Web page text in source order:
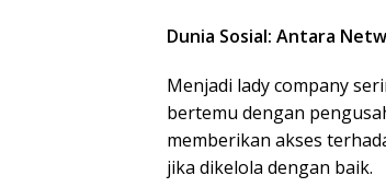
Dunia Sosial: Antara
Menjadi lady company
bertemu dengan
memberikan akses
jika dikelola dengan baik.